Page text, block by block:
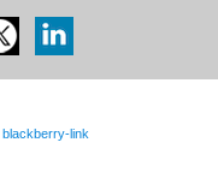
blackberry-link